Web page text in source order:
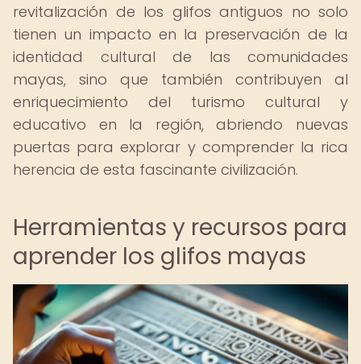
revitalización de los glifos antiguos no solo
tienen un impacto en la preservación de la
identidad cultural de las comunidades
mayas, sino que también contribuyen al
enriquecimiento del turismo cultural y
educativo en la región, abriendo nuevas
puertas para explorar y comprender la rica
herencia de esta fascinante civilización.
Herramientas y recursos para
aprender los glifos mayas